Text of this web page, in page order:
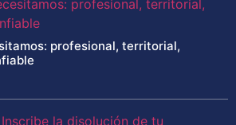
profesional, territorial,